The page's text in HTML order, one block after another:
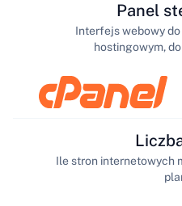
Panel
Interfejs webowy
hostingowym,
Ile stron internetowych